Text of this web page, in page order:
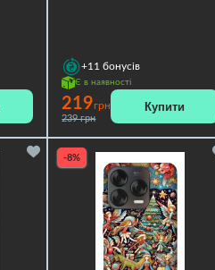
+11 бонусів
Є в наявності
219грн
239 грн
Купити
-8%